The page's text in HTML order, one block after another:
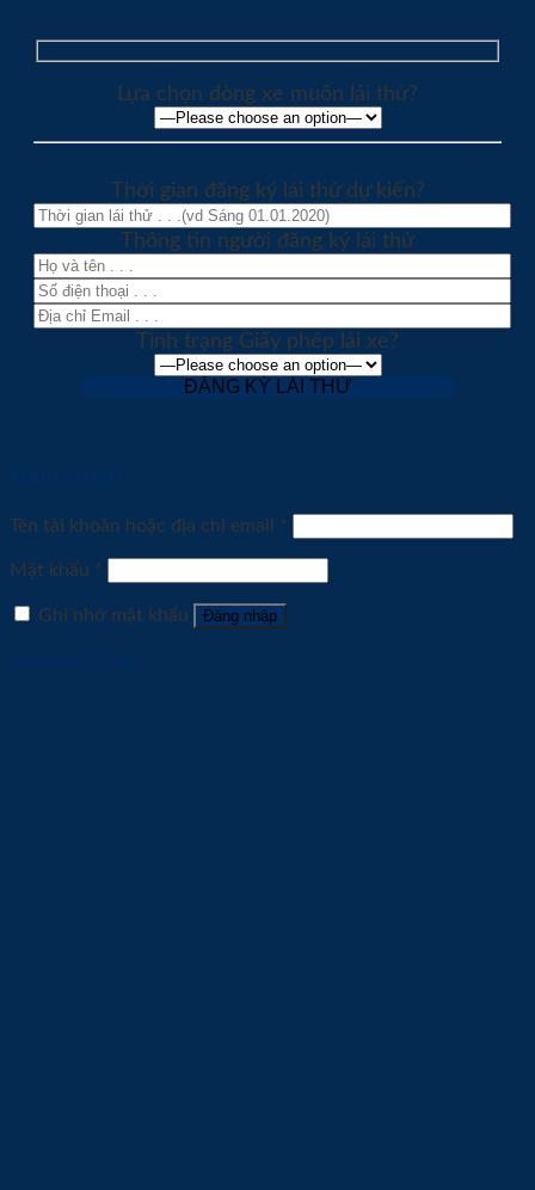
Lựa chọn dòng xe muốn lái thử?
Thời gian đăng ký lái thử dự kiến?
Thông tin người đăng ký lái thử
Tình trạng Giấy phép lái xe?
Tên tài khoản hoặc địa chỉ email *
Mật khẩu *
Ghi nhớ mật khẩu Đăng nhập